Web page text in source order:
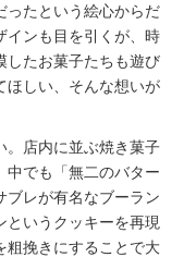
ったという絵心からだ
インも目を引くが、時
したお菓子たちも遊び
ほしい、そんな想いが
。店内に並ぶ焼き菓子
中でも「無二のバター
ブレが有名なブーラン
というクッキーを再現
粗挽きにすることで大